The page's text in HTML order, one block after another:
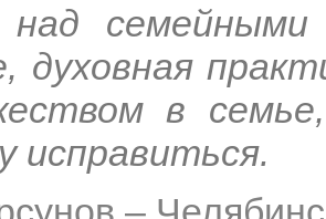
над
духовная
в
исправиться.